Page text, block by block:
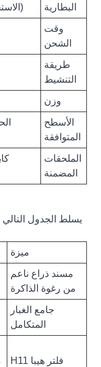
البطارية
وقت
الشحن
طريقة
التنشيط
وزن
الأسطح
المتوافقة
الملحقات
المضمنة
يسلط الجدول
ميزة
مسند ذراع ناعم
من رغوة الذاكرة
جامع الغبار
المتكامل
فلتر هيبا H11